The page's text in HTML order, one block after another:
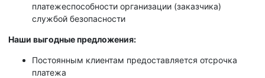
платежеспособности организации (заказчика)
службой безопасности
Наши выгодные предложения:
Постоянным клиентам предоставляется отсрочка
платежа